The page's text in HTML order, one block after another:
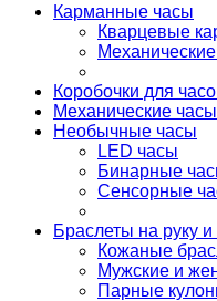
Карманные часы
Кварцевые
Коробочки для
Механические часы
Необычные часы
LED часы
Бинарные
Сенсорные
Браслеты на руку
Кожаные
Мужские и
Парные